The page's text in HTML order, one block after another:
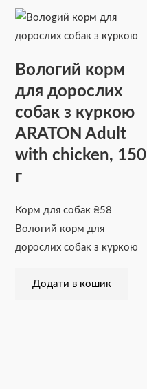
Вологий корм
для дорослих
собак з куркою
ARATON Adult
with chicken, 150
г
Корм для собак ₴58
Вологий корм для
дорослих собак з куркою
Додати в кошик